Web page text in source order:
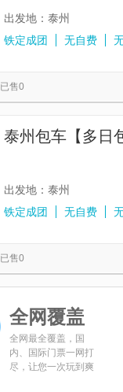
出发地：泰州
铁定成团
无自费
已售0
泰州包车【多日
出发地：泰州
铁定成团
无自费
已售0
全网覆盖
全网最全覆盖，国
内、国际门票一网打
尽，让您一次玩到爽